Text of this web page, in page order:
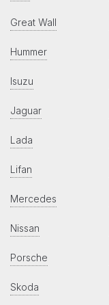
Great Wall
Hummer
Isuzu
Jaguar
Lada
Lifan
Mercedes
Nissan
Porsche
Skoda